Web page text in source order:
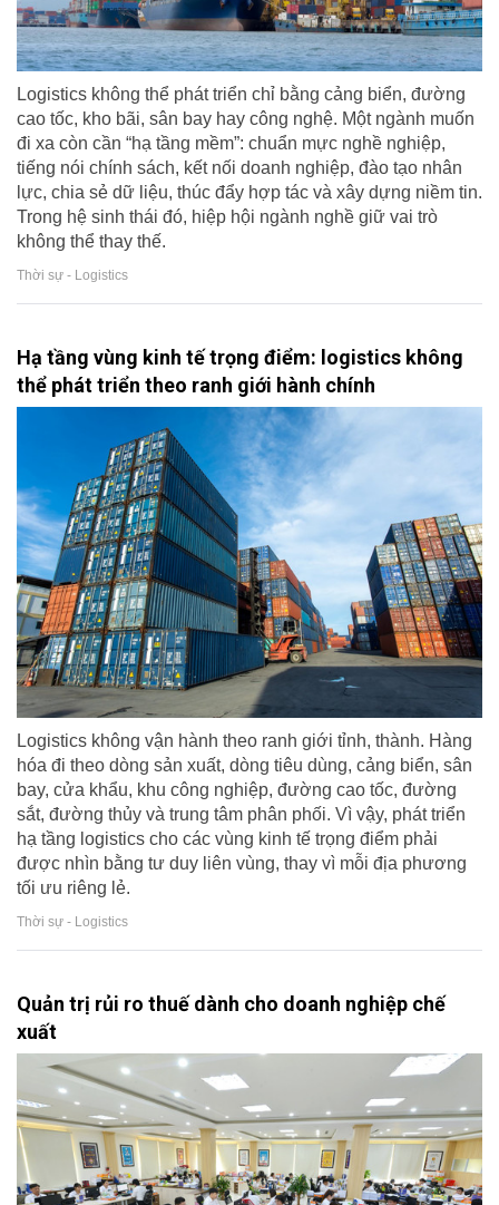
Logistics không thể phát triển chỉ bằng cảng biển, đường
cao tốc, kho bãi, sân bay hay công nghệ. Một ngành muốn
đi xa còn cần “hạ tầng mềm”: chuẩn mực nghề nghiệp,
tiếng nói chính sách, kết nối doanh nghiệp, đào tạo nhân
lực, chia sẻ dữ liệu, thúc đẩy hợp tác và xây dựng niềm tin.
Trong hệ sinh thái đó, hiệp hội ngành nghề giữ vai trò
không thể thay thế.
Thời sự - Logistics
Hạ tầng vùng kinh tế trọng điểm: logistics không
thể phát triển theo ranh giới hành chính
Logistics không vận hành theo ranh giới tỉnh, thành. Hàng
hóa đi theo dòng sản xuất, dòng tiêu dùng, cảng biển, sân
bay, cửa khẩu, khu công nghiệp, đường cao tốc, đường
sắt, đường thủy và trung tâm phân phối. Vì vậy, phát triển
hạ tầng logistics cho các vùng kinh tế trọng điểm phải
được nhìn bằng tư duy liên vùng, thay vì mỗi địa phương
tối ưu riêng lẻ.
Thời sự - Logistics
Quản trị rủi ro thuế dành cho doanh nghiệp chế
xuất